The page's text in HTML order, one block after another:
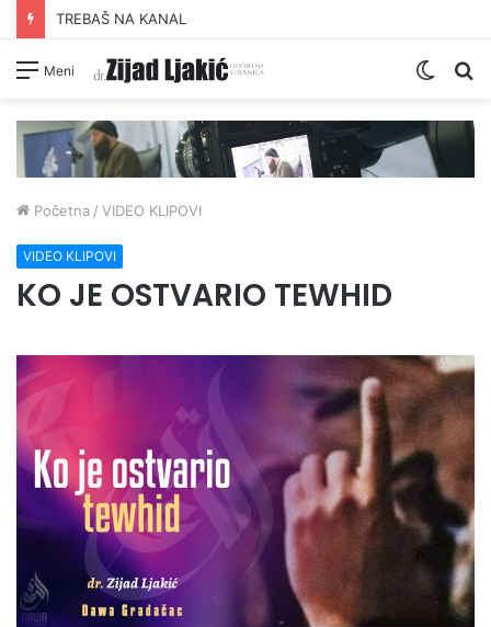
TREBAŠ NA KANAL
Meni
Switch
Početna / VIDEO KLIPOVI
VIDEO KLIPOVI
KO JE OSTVARIO TEWHID